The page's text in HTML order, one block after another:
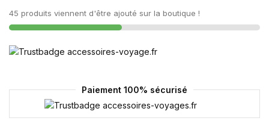
45 produits viennent d'être ajouté sur la boutique !
Paiement 100% sécurisé